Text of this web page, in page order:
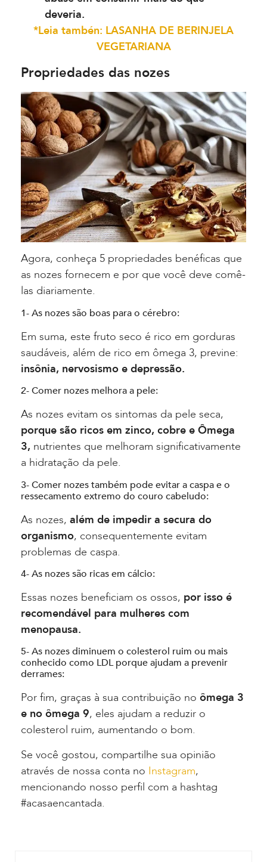
deveria.
*Leia tambén: LASANHA DE BERINJELA
VEGETARIANA
Propriedades das nozes
Agora, conheça 5 propriedades benéficas que
as nozes fornecem e por que você deve comê-
las diariamente.
1- As nozes são boas para o cérebro:
Em suma, este fruto seco é rico em gorduras
saudáveis, além de rico em ômega 3, previne:
insônia, nervosismo e depressão.
2- Comer nozes melhora a pele:
As nozes evitam os sintomas da pele seca,
porque são ricos em zinco, cobre e Ômega
3, nutrientes que melhoram significativamente
a hidratação da pele.
3- Comer nozes também pode evitar a caspa e o
ressecamento extremo do couro cabeludo:
As nozes, além de impedir a secura do
organismo, consequentemente evitam
problemas de caspa.
4- As nozes são ricas em cálcio:
Essas nozes beneficiam os ossos, por isso é
recomendável para mulheres com
menopausa.
5- As nozes diminuem o colesterol ruim ou mais
conhecido como LDL porque ajudam a prevenir
derrames:
Por fim, graças à sua contribuição no ômega 3
e no ômega 9, eles ajudam a reduzir o
colesterol ruim, aumentando o bom.
Se você gostou, compartilhe sua opinião
através de nossa conta no Instagram,
mencionando nosso perfil com a hashtag
#acasaencantada.